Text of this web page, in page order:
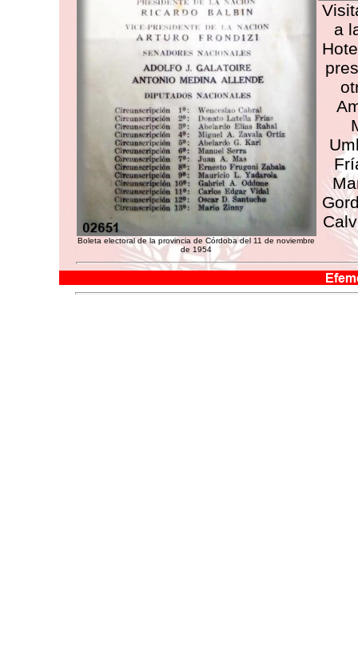
Boleta electoral de la provincia de Córdoba del 11 de noviembre
de 1954
a